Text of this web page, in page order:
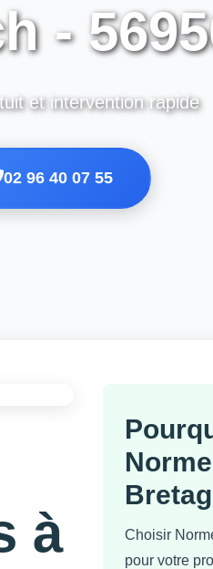
-
et intervention rapide
02 96 40 07 55
à
Choisir
pour votre